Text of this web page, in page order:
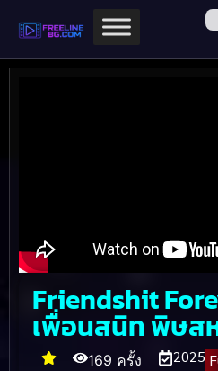
Friendshit
เพื่อนสนิท พิษส
169 ครั้ง 2025